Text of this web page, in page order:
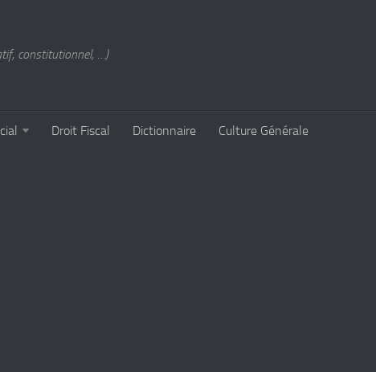
constitutionnel, …)
Droit Fiscal Dictionnaire Culture Générale